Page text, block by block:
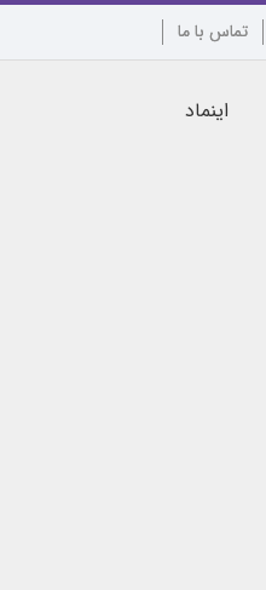
تماس با ما
اینماد